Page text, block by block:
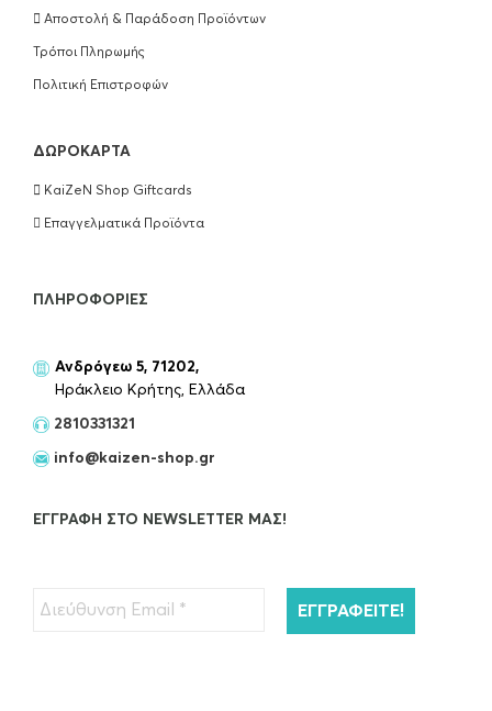
Αποστολή & Παράδοση Προϊόντων
Τρόποι Πληρωμής
Πολιτική Επιστροφών
ΔΩΡΟΚΆΡΤΑ
KaiZeN Shop Giftcards
Επαγγελματικά Προϊόντα
ΠΛΗΡΟΦΟΡΊΕΣ
Ανδρόγεω 5, 71202,
Ηράκλειο Κρήτης, Ελλάδα
2810331321
info@kaizen-shop.gr
ΕΓΓΡΑΦΉ ΣΤΟ NEWSLETTER ΜΑΣ!